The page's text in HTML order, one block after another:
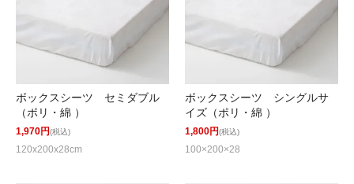
ボックスシーツ セミダブル
（ポリ・綿 ）
1,970円(税込)
120x200x28cm
ボックスシーツ シングルサ
イズ（ポリ・綿 ）
1,800円(税込)
100×200×28